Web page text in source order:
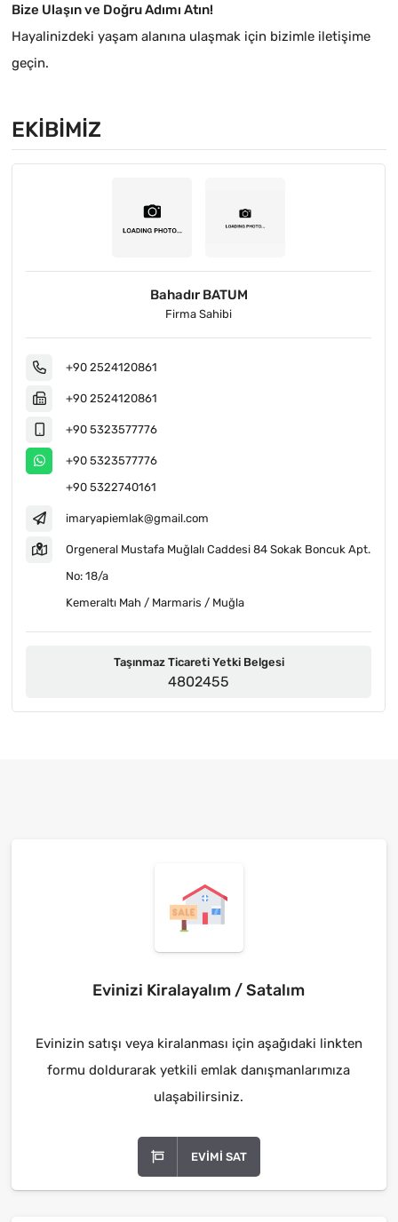
Bize Ulaşın ve Doğru Adımı Atın!
Hayalinizdeki yaşam alanına ulaşmak için bizimle iletişime
geçin.
EKIBIMIZ
Bahadır BATUM
Firma Sahibi
+90 2524120861
+90 2524120861
+90 5323577776
+90 5323577776
+90 5322740161
imaryapiemlak@gmail.com
Orgeneral Mustafa Muğlalı Caddesi 84 Sokak Boncuk Apt.
No: 18/a
Kemeraltı Mah / Marmaris / Muğla
Taşınmaz Ticareti Yetki Belgesi
4802455
Evinizi Kiralayalım / Satalım
Evinizin satışı veya kiralanması için aşağıdaki linkten
formu doldurarak yetkili emlak danışmanlarımıza
ulaşabilirsiniz.
EVIMI SAT